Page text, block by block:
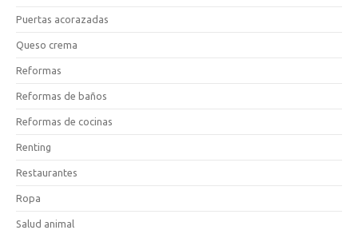
Puertas acorazadas
Queso crema
Reformas
Reformas de baños
Reformas de cocinas
Renting
Restaurantes
Ropa
Salud animal